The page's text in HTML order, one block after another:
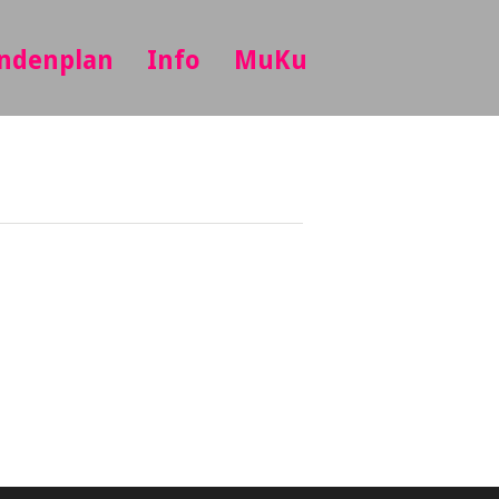
Info MuKu